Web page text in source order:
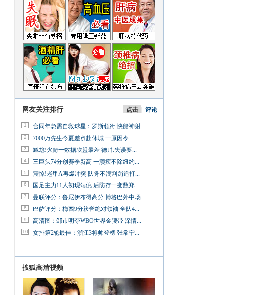
网友关注排行 点击 评论
1 合同年急需自救球星：罗斯领衔 快船神射...
2 7000万先生今夏差点赴休城 一原因令...
3 尴尬!火箭一数据联盟最差 德帅:失误要...
4 三巨头74分创赛季新高 一顽疾不除纽约...
5 震惊!老甲A再爆冲突 队务不满判罚追打...
6 国足主力11人初现端倪 后防存一变数郑...
7 曼联评分：鲁尼伊布得高分 博格巴外中场...
8 巴萨评分：梅西9分获誉绝对领袖 全队4...
9 高清图：邹市明夺WBO世界金腰带 深情...
10 女排第2轮最佳：浙江3将帅登榜 张常宁...
搜狐高清视频